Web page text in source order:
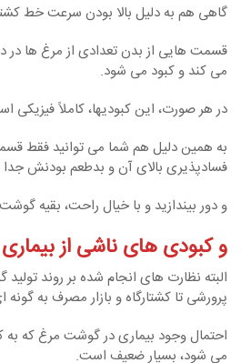
گاهی هم به دلیل بالا بودن سرعت خط
قسمت هایی از بدن تعدادی از مرغ ها در
می کند و کبود می شود.
در هر صورت، این کبودیها، کاملاً
به همین دلیل هم شما می توانید فقط
فسادپذیری بالای آن و بدطعم بودنش جدا
و دور بیندازید و با خیال راحت، بقیه
و کبودی های ناشی از بیماری
البته نظارت های انجام شده بر روند
پرورشی تا کشتارگاه و بازار مصرف به
احتمال وجود بیماری در گوشت مرغ که به
می شود، بسیار ضعیف است.